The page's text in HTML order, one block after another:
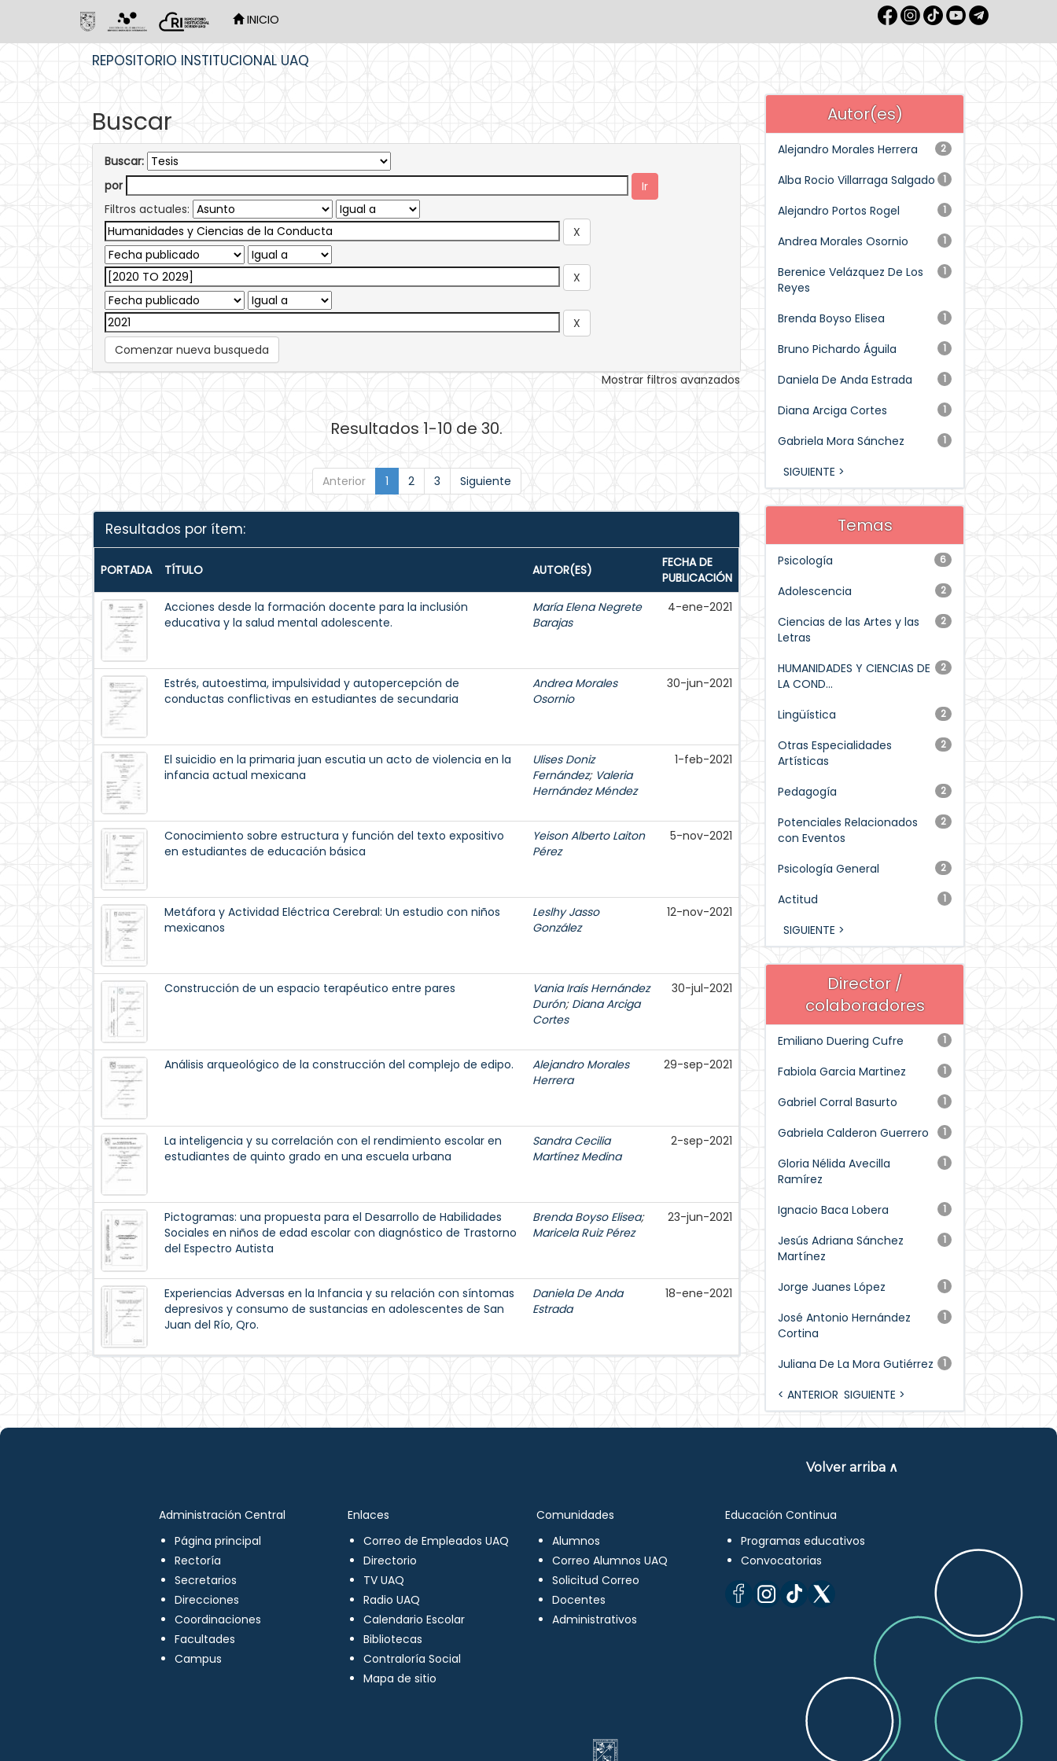
INICIO
REPOSITORIO INSTITUCIONAL UAQ
Buscar
Buscar:
por
Filtros actuales:
Comenzar nueva busqueda
Mostrar filtros avanzados
Resultados 1-10 de 30.
Anterior 1 2 3 Siguiente
Resultados por ítem:
PORTADA TÍTULO AUTOR(ES)
FECHA DE
PUBLICACIÓN
Acciones desde la formación docente para la inclusión
educativa y la salud mental adolescente.
María Elena Negrete
Barajas
4-ene-2021
Estrés, autoestima, impulsividad y autopercepción de
conductas conflictivas en estudiantes de secundaria
Andrea Morales
Osornio
30-jun-2021
El suicidio en la primaria juan escutia un acto de violencia en la
infancia actual mexicana
Ulises Doniz
Fernández; Valeria
Hernández Méndez
1-feb-2021
Conocimiento sobre estructura y función del texto expositivo
en estudiantes de educación básica
Yeison Alberto Laiton
Pérez
5-nov-2021
Metáfora y Actividad Eléctrica Cerebral: Un estudio con niños
mexicanos
Leslhy Jasso
González
12-nov-2021
Construcción de un espacio terapéutico entre pares
Vania Iraís Hernández
Durón; Diana Arciga
Cortes
30-jul-2021
Análisis arqueológico de la construcción del complejo de edipo.
Alejandro Morales
Herrera
29-sep-2021
La inteligencia y su correlación con el rendimiento escolar en
estudiantes de quinto grado en una escuela urbana
Sandra Cecilia
Martínez Medina
2-sep-2021
Pictogramas: una propuesta para el Desarrollo de Habilidades
Sociales en niños de edad escolar con diagnóstico de Trastorno
del Espectro Autista
Brenda Boyso Elisea;
Maricela Ruiz Pérez
23-jun-2021
Experiencias Adversas en la Infancia y su relación con síntomas
depresivos y consumo de sustancias en adolescentes de San
Juan del Río, Qro.
Daniela De Anda
Estrada
18-ene-2021
Autor(es)
2
Alejandro Morales Herrera
1
Alba Rocio Villarraga Salgado
1
Alejandro Portos Rogel
1
Andrea Morales Osornio
1
Berenice Velázquez De Los
Reyes
1
Brenda Boyso Elisea
1
Bruno Pichardo Águila
1
Daniela De Anda Estrada
1
Diana Arciga Cortes
1
Gabriela Mora Sánchez
SIGUIENTE >
Temas
6
Psicología
2
Adolescencia
2
Ciencias de las Artes y las
Letras
2
HUMANIDADES Y CIENCIAS DE
LA COND...
2
Lingüística
2
Otras Especialidades
Artísticas
2
Pedagogía
2
Potenciales Relacionados
con Eventos
2
Psicología General
1
Actitud
SIGUIENTE >
Director /
colaboradores
1
Emiliano Duering Cufre
1
Fabiola Garcia Martinez
1
Gabriel Corral Basurto
1
Gabriela Calderon Guerrero
1
Gloria Nélida Avecilla
Ramírez
1
Ignacio Baca Lobera
1
Jesús Adriana Sánchez
Martínez
1
Jorge Juanes López
1
José Antonio Hernández
Cortina
1
Juliana De La Mora Gutiérrez
< ANTERIOR SIGUIENTE >
Volver arriba ∧
Administración Central
Página principal
Rectoría
Secretarios
Direcciones
Coordinaciones
Facultades
Campus
Enlaces
Correo de Empleados UAQ
Directorio
TV UAQ
Radio UAQ
Calendario Escolar
Bibliotecas
Contraloría Social
Mapa de sitio
Comunidades
Alumnos
Correo Alumnos UAQ
Solicitud Correo
Docentes
Administrativos
Educación Continua
Programas educativos
Convocatorias